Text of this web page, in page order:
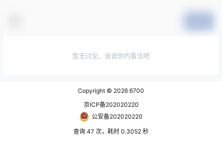
暂无讨论，说说你的看法吧
Copyright © 2026 6700
京ICP备202020220
公安备202020220
查询 47 次，耗时 0.3052 秒